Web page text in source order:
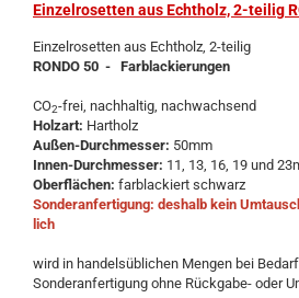
Ein­zel­ro­set­ten aus Echt­holz, 2-​tei­lig
Ein­zel­ro­set­ten aus Echt­holz, 2-​teilig
RONDO 50 - Farb­la­ckie­run­gen
CO2-frei, nach­hal­tig, nach­wach­send
Holz­art: Hart­holz
Außen-​Durchmesser: 50mm
Innen-​Durchmesser: 11, 13, 16, 19 und
Ober­flä­chen: farb­la­ckiert schwarz
Son­der­an­fer­ti­gung: des­halb kein
lich
wird in han­dels­üb­li­chen Men­gen bei
Son­der­an­fer­ti­gung ohne Rückgabe-​ oder